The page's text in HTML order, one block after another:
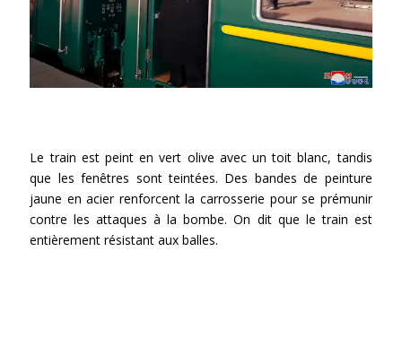
Le train est peint en vert olive avec un toit blanc, tandis
que les fenêtres sont teintées. Des bandes de peinture
jaune en acier renforcent la carrosserie pour se prémunir
contre les attaques à la bombe. On dit que le train est
entièrement résistant aux balles.